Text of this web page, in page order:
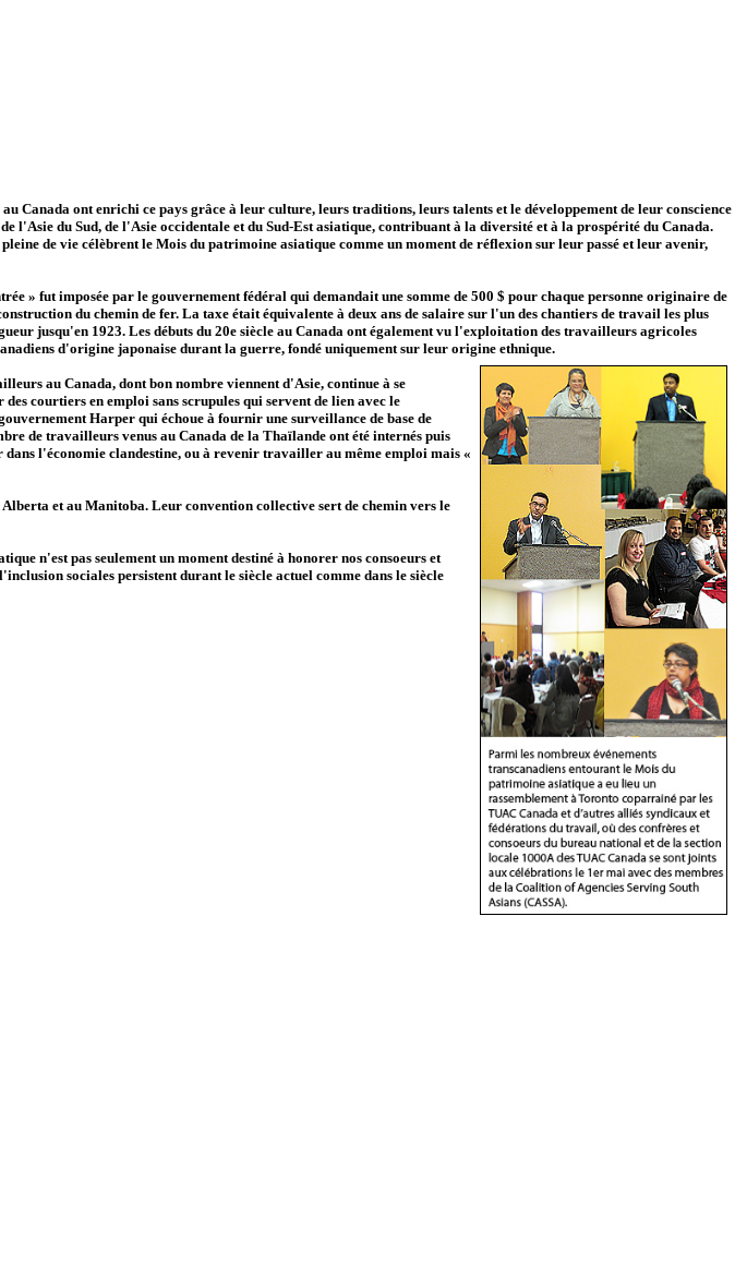
Canada ont enrichi ce pays grâce à leur culture, leurs traditions, leurs talents et le développement de leur conscience
l'Asie du Sud, de l'Asie occidentale et du Sud-Est asiatique, contribuant à la diversité et à la prospérité du Canada.
de vie célèbrent le Mois du patrimoine asiatique comme un moment de réflexion sur leur passé et leur avenir,
» fut imposée par le gouvernement fédéral qui demandait une somme de 500 $ pour chaque personne originaire de
du chemin de fer. La taxe était équivalente à deux ans de salaire sur l'un des chantiers de travail les plus
jusqu'en 1923. Les débuts du 20e siècle au Canada ont également vu l'exploitation des travailleurs agricoles
d'origine japonaise durant la guerre, fondé uniquement sur leur origine ethnique.
au Canada, dont bon nombre viennent d'Asie, continue à se
courtiers en emploi sans scrupules qui servent de lien avec le
Harper qui échoue à fournir une surveillance de base de
de travailleurs venus au Canada de la Thaïlande ont été internés puis
l'économie clandestine, ou à revenir travailler au même emploi mais «
et au Manitoba. Leur convention collective sert de chemin vers le
n'est pas seulement un moment destiné à honorer nos consoeurs et
sociales persistent durant le siècle actuel comme dans le siècle